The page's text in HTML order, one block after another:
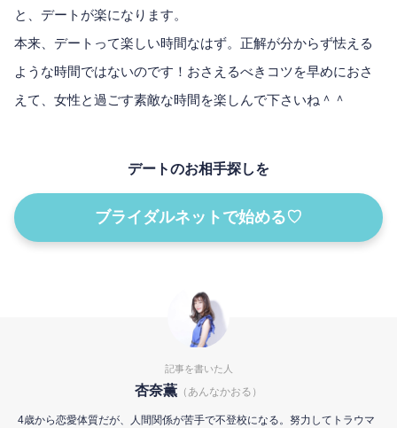
と、デートが楽になります。
本来、デートって楽しい時間なはず。正解が分からず怯える
ような時間ではないのです！おさえるべきコツを早めにおさ
えて、女性と過ごす素敵な時間を楽しんで下さいね＾＾
デートのお相手探しを
ブライダルネットで始める♡
記事を書いた人
杏奈薫 （あんなかおる）
4歳から恋愛体質だが、人間関係が苦手で不登校になる。努力してトラウマ